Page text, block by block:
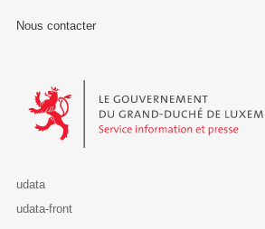
Nous contacter
Le Gouvernement du Grand-Duché de
udata
udata-front